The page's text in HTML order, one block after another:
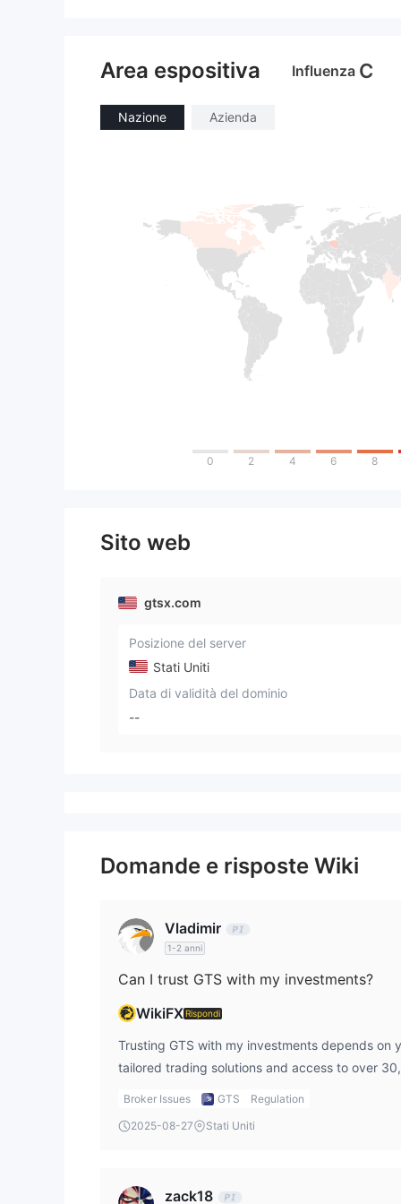
ermesso di prelevare i miei soldi,
che attualmente sono 2431 USD
dere al mio account. Sono venuto
Area espositiva Influenza C
Nazione Azienda
0 2 4 6 8
Sito web
gtsx.com
Posizione del server
Stati Uniti
Data di validità del dominio
--
Domande e risposte Wiki
Vladimir
1-2 anni
Can I trust GTS with my investments?
WikiFXRispondi
Trusting GTS with my investments depends on
tailored trading solutions and access to over
which is impressive. However, the fact that GTS
risk management strategies. Personally, I find
Broker Issues GTS
Regulation
2025-08-27
Stati Uniti
zack18